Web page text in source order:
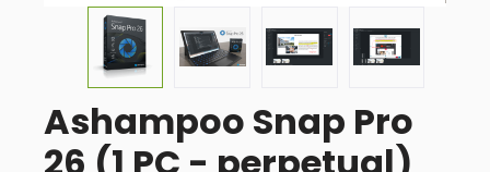
Ashampoo Snap Pro